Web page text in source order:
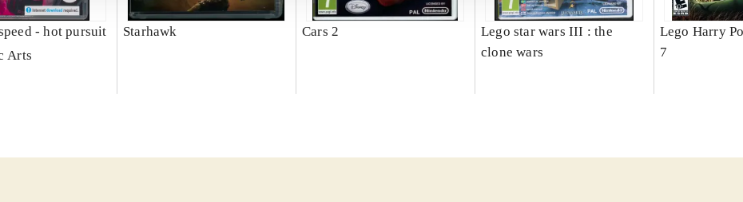
- hot pursuit
Arts
Starhawk Cars 2
Lego star wars III : the
clone wars
Lego Harry
7